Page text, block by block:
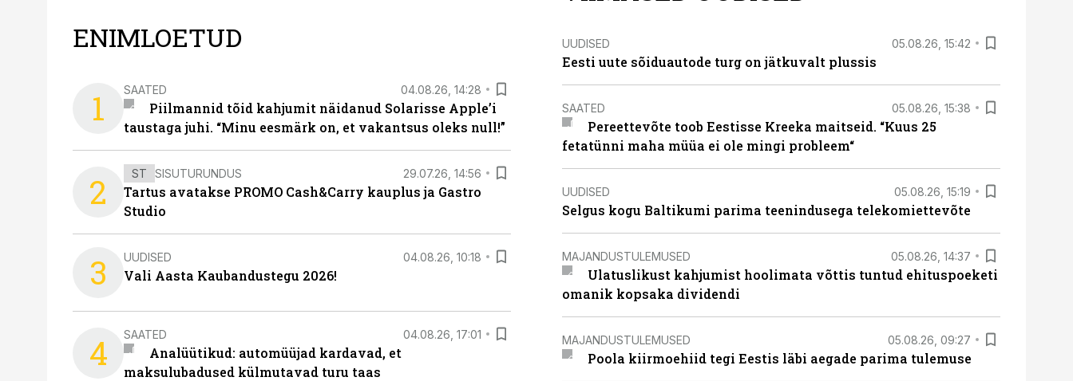
ENIMLOETUD
1 SAATED 04.08.26, 14:28
Piilmannid tõid kahjumit näidanud Solarisse Apple’i
taustaga juhi. “Minu eesmärk on, et vakantsus oleks null!”
2 ST SISUTURUNDUS 29.07.26, 14:56
Tartus avatakse PROMO Cash&Carry kauplus ja Gastro
Studio
3 UUDISED 04.08.26, 10:18
Vali Aasta Kaubandustegu 2026!
4 SAATED 04.08.26, 17:01
Analüütikud: automüüjad kardavad, et
maksulubadused külmutavad turu taas
UUDISED 05.08.26, 15:42
Eesti uute sõiduautode turg on jätkuvalt plussis
SAATED 05.08.26, 15:38
Pereettevõte toob Eestisse Kreeka maitseid. “Kuus 25
fetatünni maha müüa ei ole mingi probleem“
UUDISED 05.08.26, 15:19
Selgus kogu Baltikumi parima teenindusega telekomiettevõte
MAJANDUSTULEMUSED 05.08.26, 14:37
Ulatuslikust kahjumist hoolimata võttis tuntud ehituspoeketi
omanik kopsaka dividendi
MAJANDUSTULEMUSED 05.08.26, 09:27
Poola kiirmoehiid tegi Eestis läbi aegade parima tulemuse